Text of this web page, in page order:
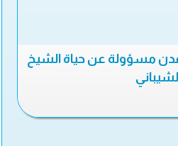
مسؤولة عن حياة الشيخ